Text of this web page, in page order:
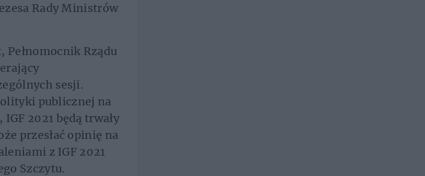
Rady Ministrów
Rządu
sesji.
publicznej na
2021 będą trwały
przesłać opinię na
z IGF 2021
Szczytu.